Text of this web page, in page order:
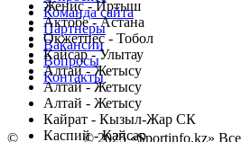
Женис - Иртыш
Актобе - Астана
Окжетпес - Тобол
Кайсар - Улытау
Алтай - Жетысу
Алтай - Жетысу
Алтай - Жетысу
Кайрат - Кызыл-Жар СК
Каспий - Кайсар
Команда сайта
Партнеры
Вакансии
Вопросы
Контакты
© Copyright© 2025 «Sportinfo.kz» Все